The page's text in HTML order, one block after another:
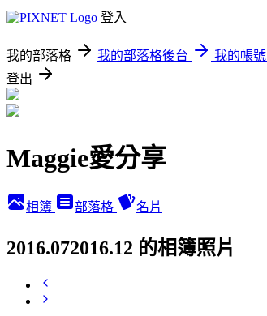
登入
我的部落格 我的部落格後台
我的帳號
登出
Maggie愛分享
相簿 部落格 名片
2016.072016.12 的相簿照片